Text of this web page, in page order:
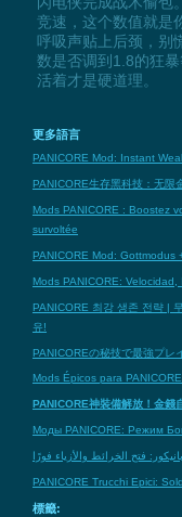
竞速，这个数值就是
呼吸声贴上后颈，别
数是否调到1.8的狂
活着才是硬道理。
更多語言
PANICORE Mod: Instant
PANICORE生存黑科技：无限
Mods PANICORE : Boostez
survoltée
PANICORE Mod: Gottmodus
Mods PANICORE:
PANICORE 최강 생존 전략 |
유!
PANICOREの秘技で最強プレ
Mods Épicos para
PANICORE神裝備解放！金
Моды PANICORE: Режим
PANICORE Trucchi Epici:
標籤: